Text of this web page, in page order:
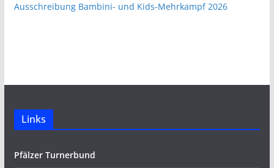
Ausschreibung Bambini- und Kids-Mehrkampf 2026
Links
Pfälzer Turnerbund